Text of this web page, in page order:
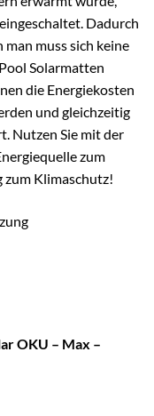
Dadurch
muss sich keine
Solarmatten
die Energiekosten
und gleichzeitig
Nutzen Sie mit der
zum
zum Klimaschutz!
OKU – Max –